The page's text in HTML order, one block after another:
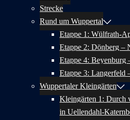
Strecke
Rund um Wuppertal
Etappe 1: Wülfrath-
Etappe 2: Dönberg –
Etappe 4: Beyenburg
Etappe 3: Langerfeld
Wuppertaler Kleingärten
Kleingärten 1: Durch
in Uellendahl-